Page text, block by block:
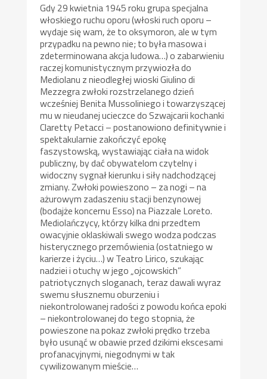
Gdy 29 kwietnia 1945 roku grupa specjalna
włoskiego ruchu oporu (włoski ruch oporu –
wydaje się wam, że to oksymoron, ale w tym
przypadku na pewno nie; to była masowa i
zdeterminowana akcja ludowa…) o zabarwieniu
raczej komunistycznym przywiozła do
Mediolanu z nieodległej wioski Giulino di
Mezzegra zwłoki rozstrzelanego dzień
wcześniej Benita Mussoliniego i towarzyszącej
mu w nieudanej ucieczce do Szwajcarii kochanki
Claretty Petacci – postanowiono definitywnie i
spektakularnie zakończyć epokę
faszystowską, wystawiając ciała na widok
publiczny, by dać obywatelom czytelny i
widoczny sygnał kierunku i siły nadchodzącej
zmiany. Zwłoki powieszono – za nogi – na
ażurowym zadaszeniu stacji benzynowej
(bodajże koncernu Esso) na Piazzale Loreto.
Mediolańczycy, którzy kilka dni przedtem
owacyjnie oklaskiwali swego wodza podczas
histerycznego przemówienia (ostatniego w
karierze i życiu…) w Teatro Lirico, szukając
nadziei i otuchy w jego „ojcowskich”
patriotycznych sloganach, teraz dawali wyraz
swemu słusznemu oburzeniu i
niekontrolowanej radości z powodu końca epoki
– niekontrolowanej do tego stopnia, że
powieszone na pokaz zwłoki prędko trzeba
było usunąć w obawie przed dzikimi ekscesami
profanacyjnymi, niegodnymi w tak
cywilizowanym mieście…